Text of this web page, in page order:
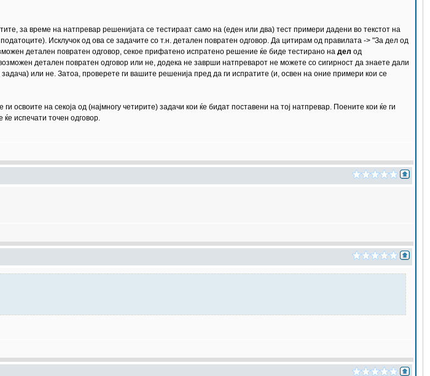
за време на натпревар решенијата се тестираат само на (еден или два) тест примери дадени во текстот на
Исклучок од ова се задачите со т.н. детален повратен одговор. Да цитирам од правилата -> "За дел од
детален повратен одговор, секое прифатено испратено решение ќе биде тестирано на дел од
детален повратен одговор или не, додека не заврши натпреварот не можете со сигирност да знаете дали
или не. Затоа, проверете ги вашите решенија пред да ги испратите (и, освен на оние примери кои се
освоите на секоја од (најмногу четирите) задачи кои ќе бидат поставени на тој натпревар. Поените кои ќе ги
испечати точен одговор.